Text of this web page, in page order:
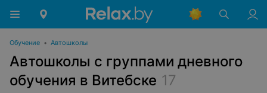
Обучение • Автошколы
Автошколы с группами дневного
обучения в Витебске 17